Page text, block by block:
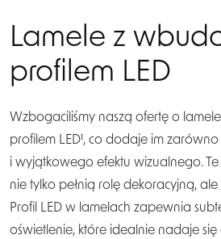
Lamele z
profilem LED
Wzbogaciliśmy naszą ofertę o
profilem LED¹, co dodaje im
i wyjątkowego efektu wizualnego.
nie tylko pełnią rolę dekoracyjną,
Profil LED w lamelach zapewnia
oświetlenie, które idealnie nadaje